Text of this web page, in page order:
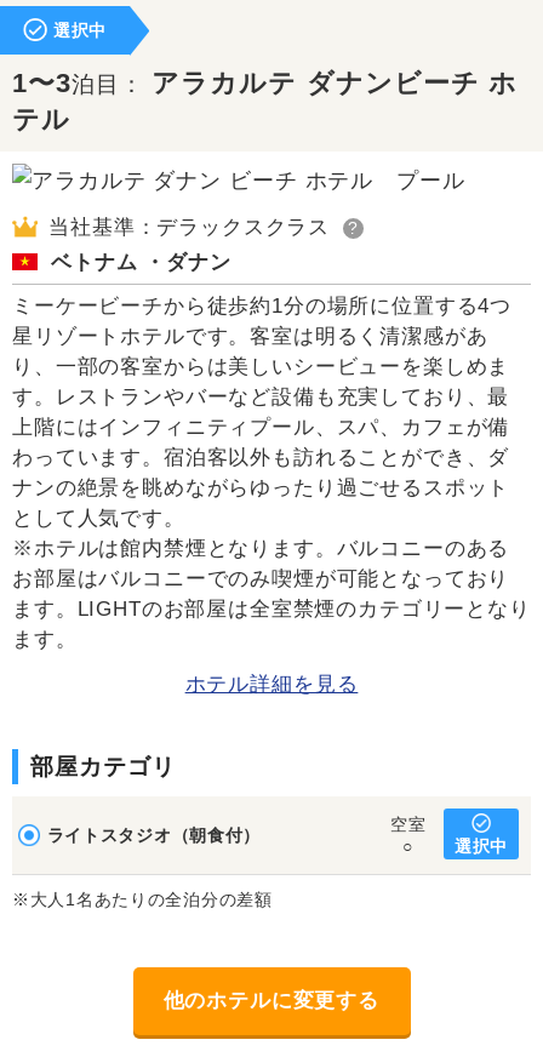
選択中
1〜3泊目： アラカルテ ダナンビーチ ホ
テル
当社基準：デラックスクラス ?
ベトナム ・ダナン
ミーケービーチから徒歩約1分の場所に位置する4つ
星リゾートホテルです。客室は明るく清潔感があ
り、一部の客室からは美しいシービューを楽しめま
す。レストランやバーなど設備も充実しており、最
上階にはインフィニティプール、スパ、カフェが備
わっています。宿泊客以外も訪れることができ、ダ
ナンの絶景を眺めながらゆったり過ごせるスポット
として人気です。
※ホテルは館内禁煙となります。バルコニーのある
お部屋はバルコニーでのみ喫煙が可能となっており
ます。LIGHTのお部屋は全室禁煙のカテゴリーとなり
ます。
ホテル詳細を見る
部屋カテゴリ
ライトスタジオ（朝食付）
空室
○
選択中
※大人1名あたりの全泊分の差額
他のホテルに変更する